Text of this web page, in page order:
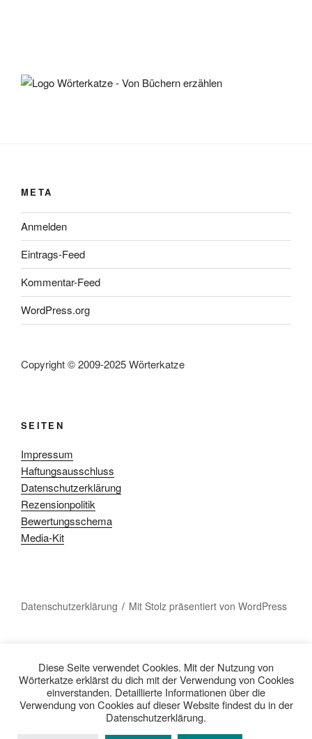
META
Anmelden
Eintrags-Feed
Kommentar-Feed
WordPress.org
Copyright © 2009-2025 Wörterkatze
SEITEN
Impressum
Haftungsausschluss
Datenschutzerklärung
Rezensionpolitik
Bewertungsschema
Media-Kit
Datenschutzerklärung Mit Stolz präsentiert von WordPress
Diese Seite verwendet Cookies. Mit der Nutzung von
Wörterkatze erklärst du dich mit der Verwendung von Cookies
einverstanden. Detaillierte Informationen über die
Verwendung von Cookies auf dieser Website findest du in der
Datenschutzerklärung.